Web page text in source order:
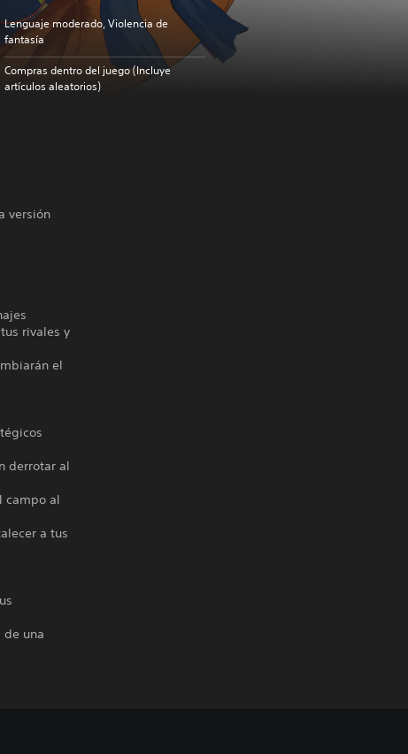
Lenguaje moderado, Violencia de
fantasía
Compras dentro del juego (Incluye
artículos aleatorios)
versión
rivales y
el
derrotar al
campo al
a tus
de una